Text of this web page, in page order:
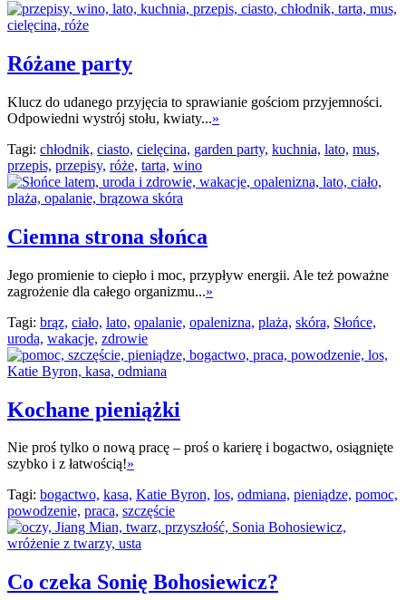
Różane party
Klucz do udanego przyjęcia to sprawianie gościom przyjemności.
Odpowiedni wystrój stołu, kwiaty...»
Tagi: chłodnik, ciasto, cielęcina, garden party, kuchnia, lato, mus,
przepis, przepisy, róże, tarta, wino
Ciemna strona słońca
Jego promienie to ciepło i moc, przypływ energii. Ale też poważne
zagrożenie dla całego organizmu...»
Tagi: brąz, ciało, lato, opalanie, opalenizna, plaża, skóra, Słońce,
uroda, wakacje, zdrowie
Kochane pieniążki
Nie proś tylko o nową pracę – proś o karierę i bogactwo, osiągnięte
szybko i z łatwością!»
Tagi: bogactwo, kasa, Katie Byron, los, odmiana, pieniądze, pomoc,
powodzenie, praca, szczęście
Co czeka Sonię Bohosiewicz?